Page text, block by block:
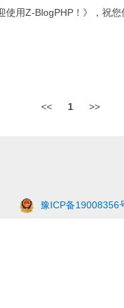
使用Z-BlogPHP！》，祝
<< 1 >>
豫ICP备19008356